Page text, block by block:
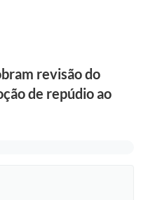
revisão do
de repúdio ao